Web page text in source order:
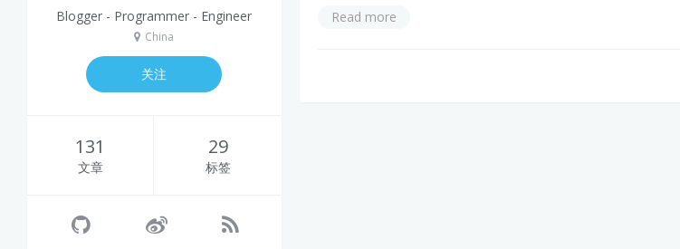
Blogger - Programmer - Engineer
China
关注
131
文章
29
标签
Read more